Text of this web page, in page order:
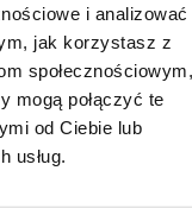
i analizować
jak korzystasz z
społecznościowym,
mogą połączyć te
od Ciebie lub
usług.